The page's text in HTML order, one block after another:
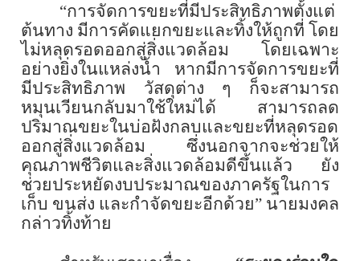
“การจัดการขยะที่มีประสิทธิภาพตั้งแต่
ต้นทาง มีการคัดแยกขยะและทิ้งให้ถูกที่ โดย
ไม่หลุดรอดออกสู่สิ่งแวดล้อม โดยเฉพาะ
อย่างยิ่งในแหล่งน้ำ หากมีการจัดการขยะที่
มีประสิทธิภาพ วัสดุต่าง ๆ ก็จะสามารถ
หมุนเวียนกลับมาใช้ใหม่ได้ สามารถลด
ปริมาณขยะในบ่อฝังกลบและขยะที่หลุดรอด
ออกสู่สิ่งแวดล้อม ซึ่งนอกจากจะช่วยให้
คุณภาพชีวิตและสิ่งแวดล้อมดีขึ้นแล้ว ยัง
ช่วยประหยัดงบประมาณของภาครัฐในการ
เก็บ ขนส่ง และกำจัดขยะอีกด้วย” นายมงคล
กล่าวทิ้งท้าย